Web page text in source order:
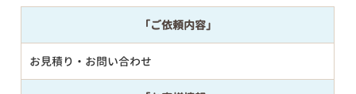
「ご依頼内容」
お見積り・お問い合わせ